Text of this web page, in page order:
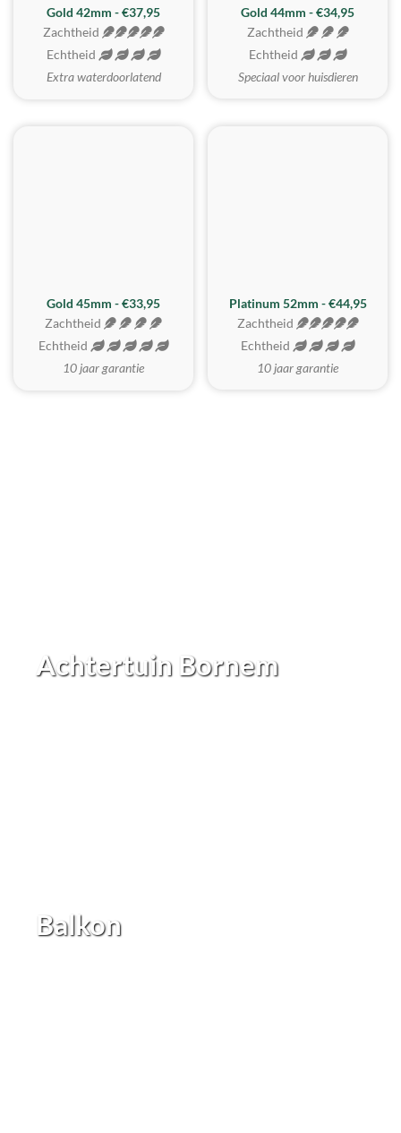
ZACHTSTE
Gold 42mm - €37,95
Zachtheid
Echtheid
Extra waterdoorlatend
Gold 44mm - €34,95
Zachtheid
Echtheid
Speciaal voor huisdieren
REALISTISCH
Gold 45mm - €33,95
Zachtheid
Echtheid
10 jaar garantie
ZACHTSTE
Platinum 52mm - €44,95
Zachtheid
Echtheid
10 jaar garantie
Achtertuin Bornem
Balkon